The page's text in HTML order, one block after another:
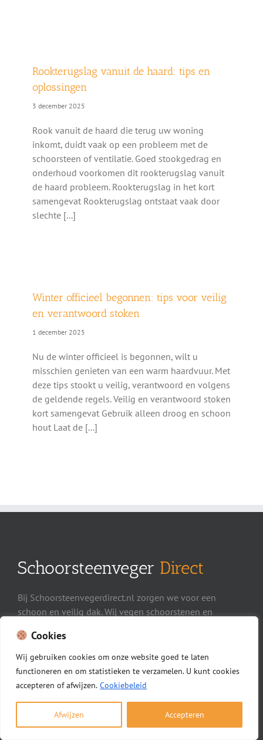
Cookies
Wij gebruiken cookies om onze website goed te laten
functioneren en om statistieken te verzamelen. U kunt cookies
accepteren of afwijzen. Cookiebeleid
Afwijzen Accepteren
Rookterugslag vanuit de haard: tips en
oplossingen
3 december 2025
Rook vanuit de haard die terug uw woning
inkomt, duidt vaak op een probleem met de
schoorsteen of ventilatie. Goed stookgedrag en
onderhoud voorkomen dit rookterugslag vanuit
de haard probleem. Rookterugslag in het kort
samengevat Rookterugslag ontstaat vaak door
slechte [...]
Winter officieel begonnen: tips voor veilig
en verantwoord stoken
1 december 2025
Nu de winter officieel is begonnen, wilt u
misschien genieten van een warm haardvuur. Met
deze tips stookt u veilig, verantwoord en volgens
de geldende regels. Veilig en verantwoord stoken
kort samengevat Gebruik alleen droog en schoon
hout Laat de [...]
Schoorsteenveger Direct
Bij Schoorsteenvegerdirect.nl zorgen we voor een
schoon en veilig dak. Wij vegen schoorstenen en
dakkapellen. Snel, vakkundig en zonder gedoe. Zo
voorkomt u problemen en blijft uw woning in
topconditie.
BEKIJK ONS OP YOUTUBE